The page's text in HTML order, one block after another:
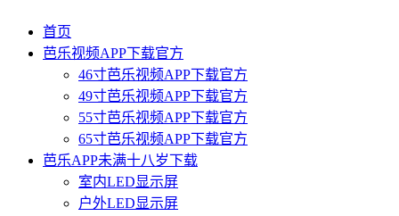
首页
芭乐视频APP下载官方
46寸芭乐视频APP下载官方
49寸芭乐视频APP下载官方
55寸芭乐视频APP下载官方
65寸芭乐视频APP下载官方
芭乐APP未满十八岁下载
室内LED显示屏
户外LED显示屏